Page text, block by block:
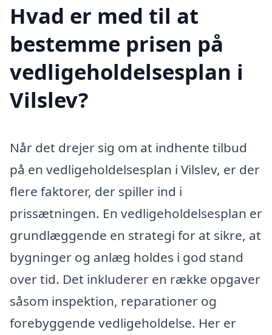
Hvad er med til at
bestemme prisen på
vedligeholdelsesplan i
Vilslev?
Når det drejer sig om at indhente tilbud
på en vedligeholdelsesplan i Vilslev, er der
flere faktorer, der spiller ind i
prissætningen. En vedligeholdelsesplan er
grundlæggende en strategi for at sikre, at
bygninger og anlæg holdes i god stand
over tid. Det inkluderer en række opgaver
såsom inspektion, reparationer og
forebyggende vedligeholdelse. Her er